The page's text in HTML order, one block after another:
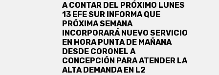
A CONTAR DEL PRÓXIMO LUNES
13 EFE SUR INFORMA QUE
PRÓXIMA SEMANA
INCORPORARÁ NUEVO SERVICIO
EN HORA PUNTA DE MAÑANA
DESDE CORONEL A
CONCEPCIÓN PARA ATENDER LA
ALTA DEMANDA EN L2